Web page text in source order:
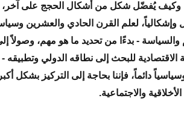
وكيف يُفضّل شكل من أشكال الحجج على آخر،
وإشكالياً، لعلم القرن الحادي والعشرين
والسياسة - بدءًا من تحديد ما هو مهم، وصولاً
للبحث إلى نطاقه الدولي وتطبيقه -
دائماً، فإننا بحاجة إلى التركيز بشكل أكبر
والاجتماعية.